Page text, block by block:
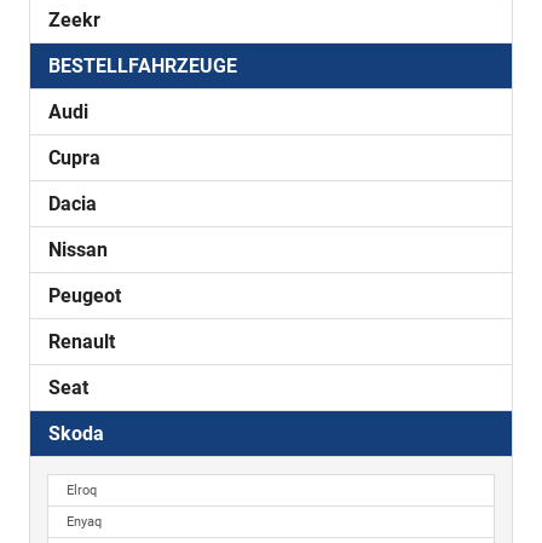
Zeekr
BESTELLFAHRZEUGE
Audi
Cupra
Dacia
Nissan
Peugeot
Renault
Seat
Skoda
Elroq
Enyaq